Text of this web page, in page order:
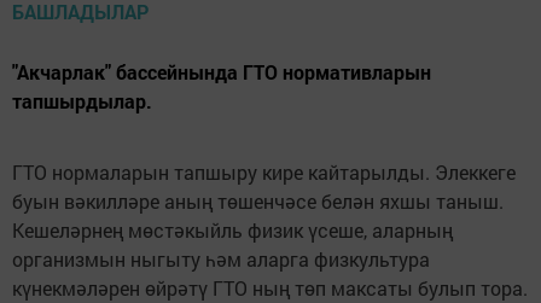
"Акчарлак" бассейнында ГТО нормативларын
тапшырдылар.
ГТО нормаларын тапшыру кире кайтарылды. Элеккеге
буын вәкилләре аның төшенчәсе белән яхшы таныш.
Кешеләрнең мөстәкыйль физик үсеше, аларның
организмын ныгыту һәм аларга физкультура
күнекмәләрен өйрәтү ГТО ның төп максаты булып тора.